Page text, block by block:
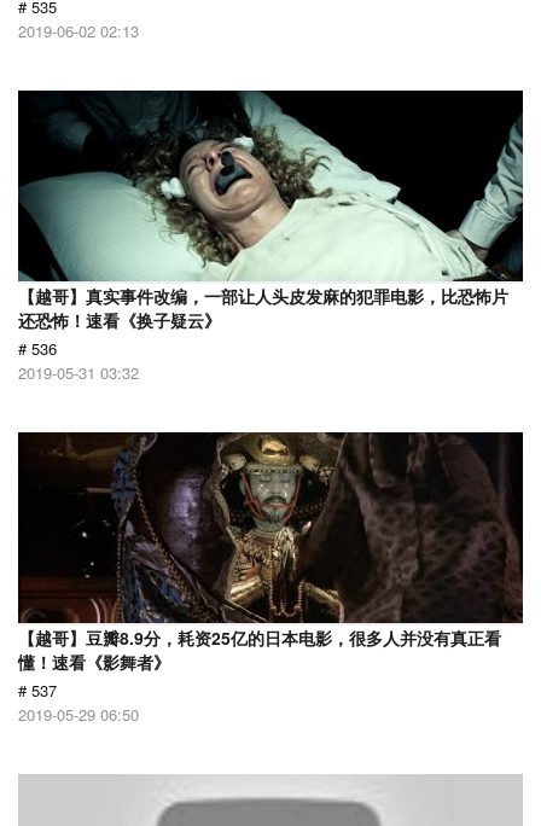
# 535
2019-06-02 02:13
【越哥】真实事件改编，一部让人头皮发麻的犯罪电影，比恐怖片
还恐怖！速看《换子疑云》
# 536
2019-05-31 03:32
【越哥】豆瓣8.9分，耗资25亿的日本电影，很多人并没有真正看
懂！速看《影舞者》
# 537
2019-05-29 06:50